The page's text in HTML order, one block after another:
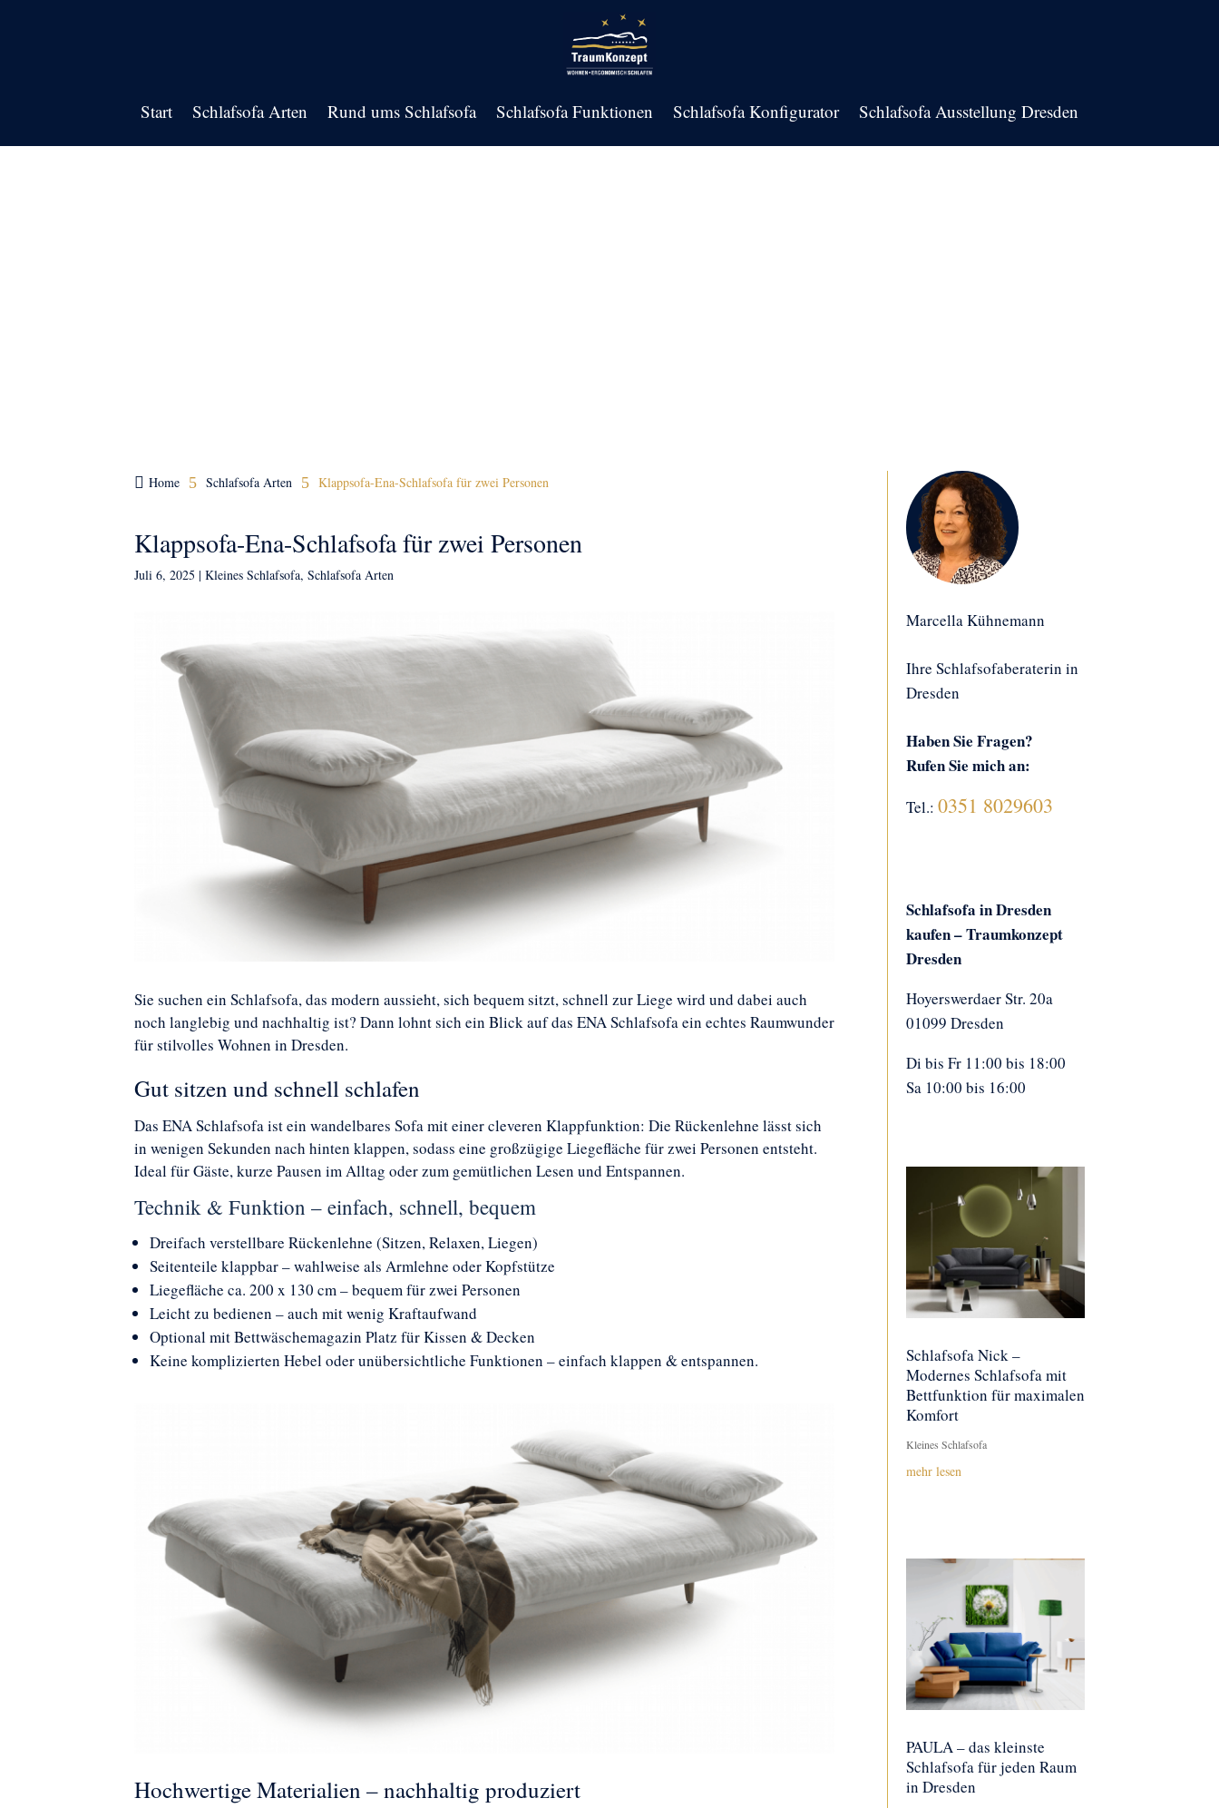
Start Schlafsofa Arten Rund ums Schlafsofa Schlafsofa Funktionen Schlafsofa Konfigurator Schlafsofa Ausstellung Dresden
 Home 5 Schlafsofa Arten 5 Klappsofa-Ena-Schlafsofa für zwei Personen
Klappsofa-Ena-Schlafsofa für zwei Personen
Juli 6, 2025 | Kleines Schlafsofa, Schlafsofa Arten
Sie suchen ein Schlafsofa, das modern aussieht, sich bequem sitzt, schnell zur Liege wird und dabei auch
noch langlebig und nachhaltig ist? Dann lohnt sich ein Blick auf das ENA Schlafsofa ein echtes Raumwunder
für stilvolles Wohnen in Dresden.
Gut sitzen und schnell schlafen
Das ENA Schlafsofa ist ein wandelbares Sofa mit einer cleveren Klappfunktion: Die Rückenlehne lässt sich
in wenigen Sekunden nach hinten klappen, sodass eine großzügige Liegefläche für zwei Personen entsteht.
Ideal für Gäste, kurze Pausen im Alltag oder zum gemütlichen Lesen und Entspannen.
Technik & Funktion – einfach, schnell, bequem
Dreifach verstellbare Rückenlehne (Sitzen, Relaxen, Liegen)
Seitenteile klappbar – wahlweise als Armlehne oder Kopfstütze
Liegefläche ca. 200 x 130 cm – bequem für zwei Personen
Leicht zu bedienen – auch mit wenig Kraftaufwand
Optional mit Bettwäschemagazin Platz für Kissen & Decken
Keine komplizierten Hebel oder unübersichtliche Funktionen – einfach klappen & entspannen.
Hochwertige Materialien – nachhaltig produziert
Marcella Kühnemann
Ihre Schlafsofaberaterin in
Dresden
Haben Sie Fragen?
Rufen Sie mich an:
Tel.: 0351 8029603
Schlafsofa in Dresden
kaufen – Traumkonzept
Dresden
Hoyerswerdaer Str. 20a
01099 Dresden
Di bis Fr 11:00 bis 18:00
Sa 10:00 bis 16:00
Schlafsofa Nick –
Modernes Schlafsofa mit
Bettfunktion für maximalen
Komfort
Kleines Schlafsofa
mehr lesen
PAULA – das kleinste
Schlafsofa für jeden Raum
in Dresden